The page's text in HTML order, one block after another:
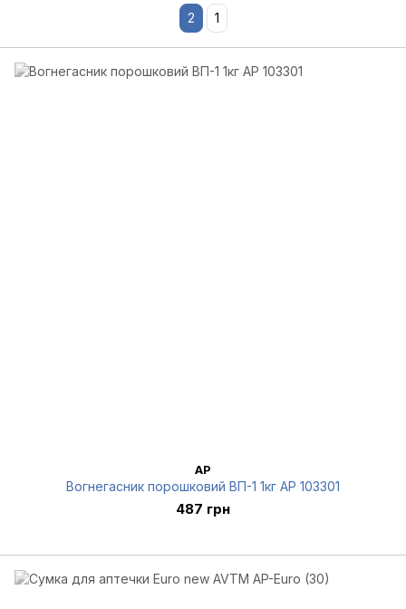
2 1
AP
Вогнегасник порошковий ВП-1 1кг AP 103301
487 грн